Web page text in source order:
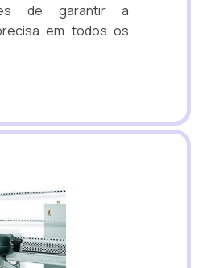
de garantir a
em todos os